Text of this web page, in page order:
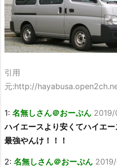
引用
元:http://
1: 名無しさん＠おーぷん 2019/
ハイエースより安くてハイエ
最強やんけ！！！
2: 名無しさん＠おーぷん